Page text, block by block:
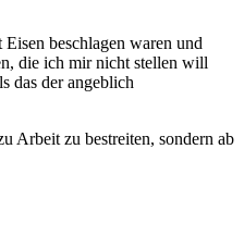
beschlagen waren und
die ich mir nicht stellen will
das der angeblich
Arbeit zu bestreiten, sondern ab